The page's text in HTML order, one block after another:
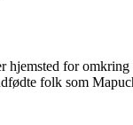
for
folk som